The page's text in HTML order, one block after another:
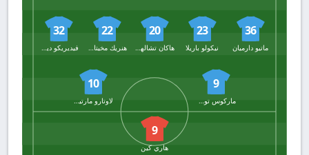
36
ماتيو دارميان
23
نيكولو باريلا
20
هاكان تشالهان أوجلو
22
32
9
ماركوس تورام
10
لاوتارو مارتينيز
9
هاري كين